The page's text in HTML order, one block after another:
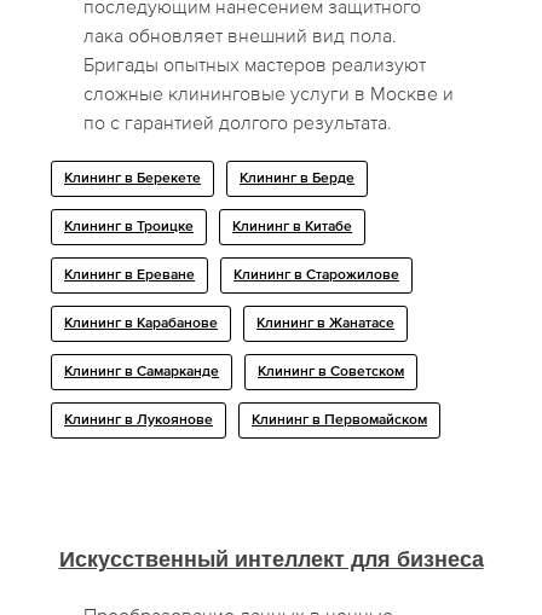
последующим нанесением защитного
лака обновляет внешний вид пола.
Бригады опытных мастеров реализуют
сложные клининговые услуги в Москве и
по с гарантией долгого результата.
Клининг в Берекете Клининг в Берде
Клининг в Троицке Клининг в Китабе
Клининг в Ереване Клининг в Старожилове
Клининг в Карабанове Клининг в Жанатасе
Клининг в Самарканде Клининг в Советском
Клининг в Лукоянове Клининг в Первомайском
Искусственный интеллект для бизнеса